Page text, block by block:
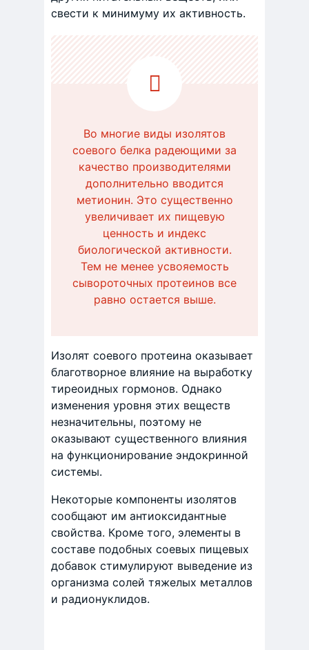
свести к минимуму их активность.
Во многие виды изолятов
соевого белка радеющими за
качество производителями
дополнительно вводится
метионин. Это существенно
увеличивает их пищевую
ценность и индекс
биологической активности.
Тем не менее усвояемость
сывороточных протеинов все
равно остается выше.
Изолят соевого протеина оказывает
благотворное влияние на выработку
тиреоидных гормонов. Однако
изменения уровня этих веществ
незначительны, поэтому не
оказывают существенного влияния
на функционирование эндокринной
системы.
Некоторые компоненты изолятов
сообщают им антиоксидантные
свойства. Кроме того, элементы в
составе подобных соевых пищевых
добавок стимулируют выведение из
организма солей тяжелых металлов
и радионуклидов.